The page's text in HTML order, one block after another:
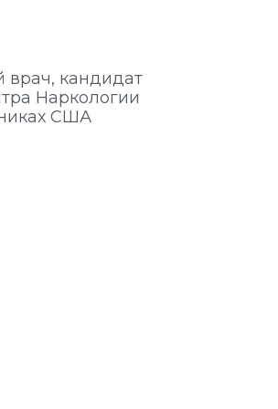
врач, кандидат
Наркологии
США